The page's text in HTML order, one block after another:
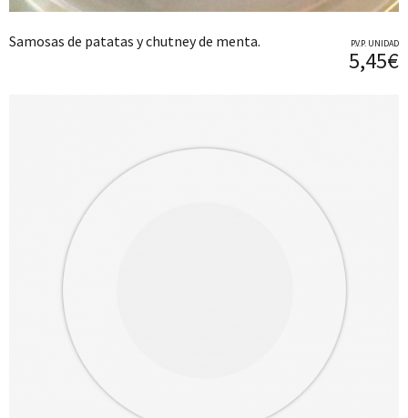
Samosas de patatas y chutney de menta. P.V.P. UNIDAD
5,45€